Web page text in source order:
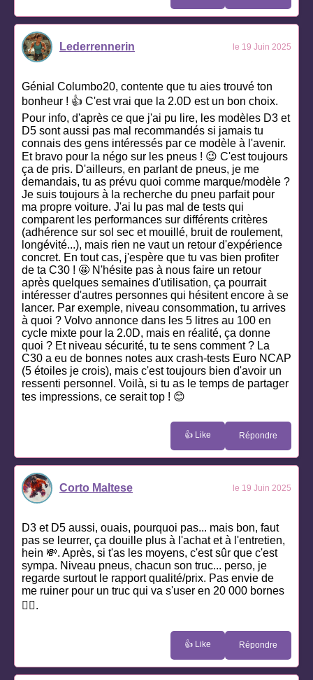
Lederrennerin le 19 Juin 2025
Génial Columbo20, contente que tu aies trouvé ton
bonheur ! 👍 C'est vrai que la 2.0D est un bon choix.
Pour info, d'après ce que j'ai pu lire, les modèles D3 et
D5 sont aussi pas mal recommandés si jamais tu
connais des gens intéressés par ce modèle à l'avenir.
Et bravo pour la négo sur les pneus ! 😉 C'est toujours
ça de pris. D'ailleurs, en parlant de pneus, je me
demandais, tu as prévu quoi comme marque/modèle ?
Je suis toujours à la recherche du pneu parfait pour
ma propre voiture. J'ai lu pas mal de tests qui
comparent les performances sur différents critères
(adhérence sur sol sec et mouillé, bruit de roulement,
longévité...), mais rien ne vaut un retour d'expérience
concret. En tout cas, j'espère que tu vas bien profiter
de ta C30 ! 🤩 N'hésite pas à nous faire un retour
après quelques semaines d'utilisation, ça pourrait
intéresser d'autres personnes qui hésitent encore à se
lancer. Par exemple, niveau consommation, tu arrives
à quoi ? Volvo annonce dans les 5 litres au 100 en
cycle mixte pour la 2.0D, mais en réalité, ça donne
quoi ? Et niveau sécurité, tu te sens comment ? La
C30 a eu de bonnes notes aux crash-tests Euro NCAP
(5 étoiles je crois), mais c'est toujours bien d'avoir un
ressenti personnel. Voilà, si tu as le temps de partager
tes impressions, ce serait top ! 😊
👍 Like Répondre
Corto Maltese le 19 Juin 2025
D3 et D5 aussi, ouais, pourquoi pas... mais bon, faut
pas se leurrer, ça douille plus à l'achat et à l'entretien,
hein 💸. Après, si t'as les moyens, c'est sûr que c'est
sympa. Niveau pneus, chacun son truc... perso, je
regarde surtout le rapport qualité/prix. Pas envie de
me ruiner pour un truc qui va s'user en 20 000 bornes
🤷‍♂️.
👍 Like Répondre